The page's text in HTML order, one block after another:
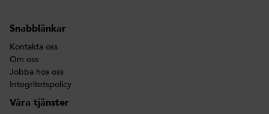
Snabblänkar
Kontakta oss
Om oss
Jobba hos oss
Integritetspolicy
Våra tjänster